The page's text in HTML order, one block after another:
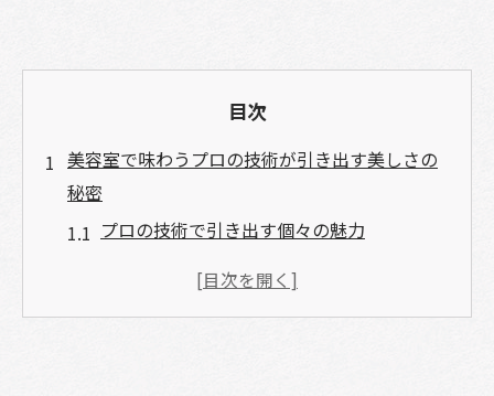
目次
美容室で味わうプロの技術が引き出す美しさの
秘密
プロの技術で引き出す個々の魅力
最新のヘアスタイルトレンドを活かす方法